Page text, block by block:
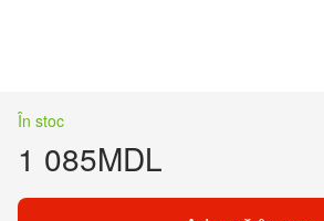
În stoc
1 085MDL